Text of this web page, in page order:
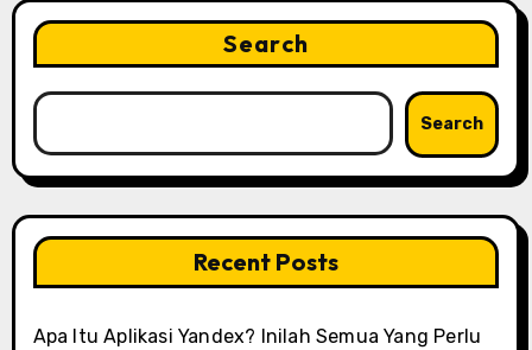
Search
Search
Recent Posts
Apa Itu Aplikasi Yandex? Inilah Semua Yang Perlu